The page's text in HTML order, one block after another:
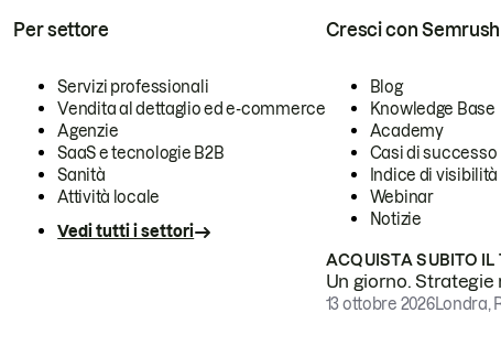
Per settore
Servizi professionali
Vendita al dettaglio ed e-commerce
Agenzie
SaaS e tecnologie B2B
Sanità
Attività locale
Vedi tutti i settori
Cresci con Semrush
Blog
Knowledge Base
Academy
Casi di successo
Indice di visibilità
Webinar
Notizie
ACQUISTA SUBITO IL
Un giorno.
13 ottobre 2026Londra,